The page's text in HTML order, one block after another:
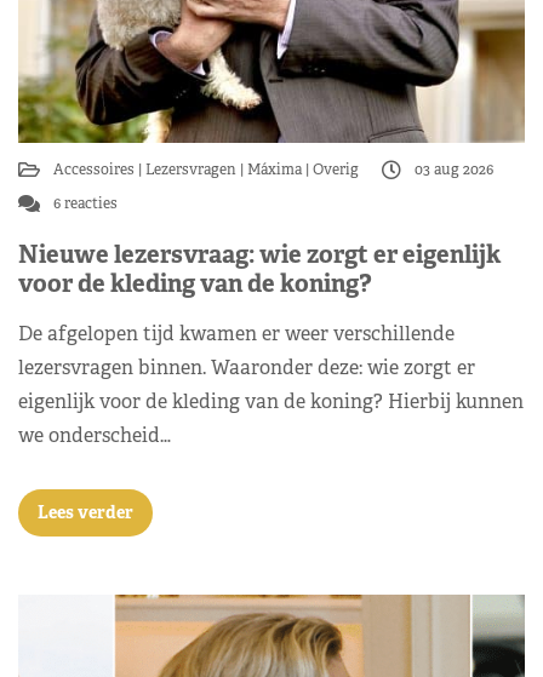
Accessoires Lezersvragen Máxima Overig
03 aug 2026
6 reacties
Nieuwe lezersvraag: wie zorgt er eigenlijk
voor de kleding van de koning?
De afgelopen tijd kwamen er weer verschillende
lezersvragen binnen. Waaronder deze: wie zorgt er
eigenlijk voor de kleding van de koning? Hierbij kunnen
we onderscheid…
Lees verder